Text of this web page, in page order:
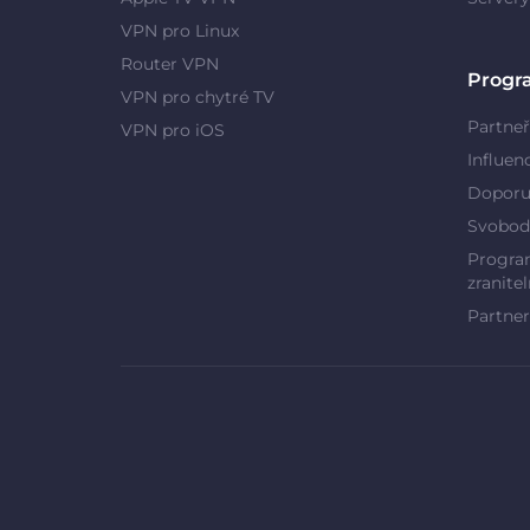
VPN pro Linux
Router VPN
VPN pro chytré TV
VPN pro iOS